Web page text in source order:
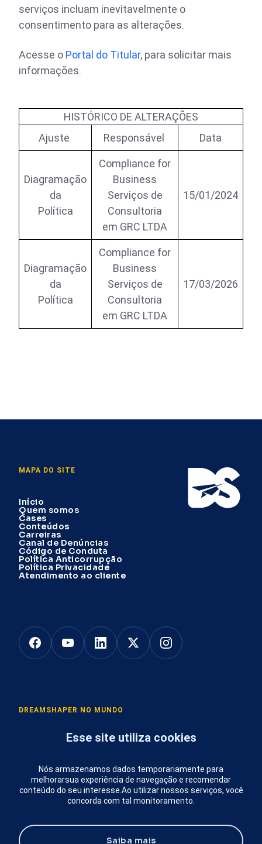
serviços incluam inevitavelmente o
consentimento para as alterações.
Acesse o Portal do Titular, para solicitar mais
informações.
Ajuste Responsável Data
Diagramação
da
Política
Compliance for
Business
Serviços de
Consultoria
em GRC LTDA
15/01/2024
Diagramação
da
Política
Compliance for
Business
Serviços de
Consultoria
em GRC LTDA
17/03/2026
HISTÓRICO DE ALTERAÇÕES
MAPA DO SITE
Início
Quem somos
Cases
Conteúdos
Carreiras
Canal de Denúncias
Código de Conduta
Política Anticorrupção
Política Privacidade
Atendimento ao cliente
DREAMSHAPER NO MUNDO
Inovabra Habitat, Av. Angélica, 2529
Porto:Praça Mouzinho de Albuquerque 113
Madrid:Calle Velázquez 17
Budapeste:Cimbalom utca 3/B 1025
info@dreamshaper.com
Esse site utiliza cookies
Nós armazenamos dados temporariamente para
melhorarsua experiência de navegação e recomendar
conteúdo do seu interesse. Ao utilizar nossos serviços, você
concorda com tal monitoramento.
Saiba mais